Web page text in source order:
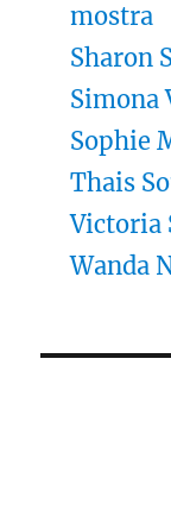
mostra
Sharon
Simona
Sophie
Thais
Victoria
Wanda